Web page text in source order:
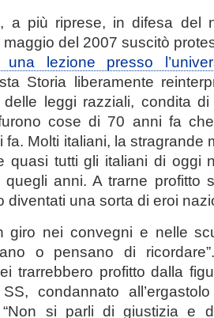
a più riprese, in difesa del
del 2007 suscitò
lezione presso
Storia liberamente
leggi razziali, condita di
cose di 70 anni fa
fa. Molti italiani, la stragrande
quasi tutti gli italiani di oggi
quegli anni. A trarne profitto
diventati una sorta di eroi
giro nei convegni e nelle
o pensano di
trarrebbero profitto dalla
condannato
“Non si parli di giustizia e